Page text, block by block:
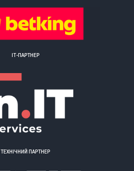
ІТ-ПАРТНЕР
ТЕХНІЧНИЙ ПАРТНЕР